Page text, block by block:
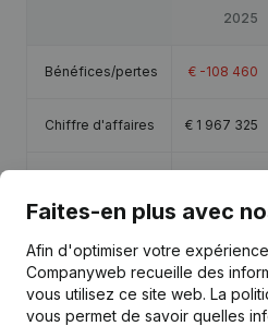
2025
Bénéfices/pertes € -108 460
Chiffre d'affaires € 1 967 325
Faites-en plus avec
Afin d'optimiser votre
Companyweb recueille des
vous utilisez ce site web. La
vous permet de savoir quelles